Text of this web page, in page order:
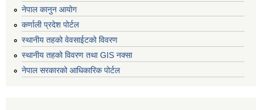
नेपाल कानुन आयोग
कर्णाली प्रदेश पोर्टल
स्थानीय तहको वेवसाईटको विवरण
स्थानीय तहको विवरण तथा GIS नक्सा
नेपाल सरकारको आधिकारिक पोर्टल